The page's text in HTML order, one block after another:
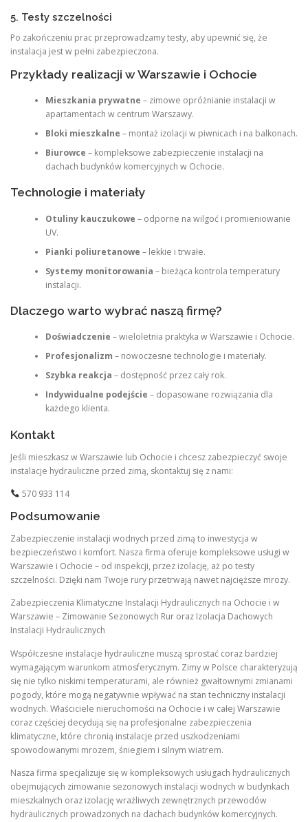
5. Testy szczelności
Po zakończeniu prac przeprowadzamy testy, aby upewnić się, że
instalacja jest w pełni zabezpieczona.
Przykłady realizacji w Warszawie i Ochocie
Mieszkania prywatne – zimowe opróżnianie instalacji w
apartamentach w centrum Warszawy.
Bloki mieszkalne – montaż izolacji w piwnicach i na balkonach.
Biurowce – kompleksowe zabezpieczenie instalacji na
dachach budynków komercyjnych w Ochocie.
Technologie i materiały
Otuliny kauczukowe – odporne na wilgoć i promieniowanie
UV.
Pianki poliuretanowe – lekkie i trwałe.
Systemy monitorowania – bieżąca kontrola temperatury
instalacji.
Dlaczego warto wybrać naszą firmę?
Doświadczenie – wieloletnia praktyka w Warszawie i Ochocie.
Profesjonalizm – nowoczesne technologie i materiały.
Szybka reakcja – dostępność przez cały rok.
Indywidualne podejście – dopasowane rozwiązania dla
każdego klienta.
Kontakt
Jeśli mieszkasz w Warszawie lub Ochocie i chcesz zabezpieczyć swoje
instalacje hydrauliczne przed zimą, skontaktuj się z nami:
570 933 114
Podsumowanie
Zabezpieczenie instalacji wodnych przed zimą to inwestycja w
bezpieczeństwo i komfort. Nasza firma oferuje kompleksowe usługi w
Warszawie i Ochocie – od inspekcji, przez izolację, aż po testy
szczelności. Dzięki nam Twoje rury przetrwają nawet najcięższe mrozy.
Zabezpieczenia Klimatyczne Instalacji Hydraulicznych na Ochocie i w
Warszawie – Zimowanie Sezonowych Rur oraz Izolacja Dachowych
Instalacji Hydraulicznych
Współczesne instalacje hydrauliczne muszą sprostać coraz bardziej
wymagającym warunkom atmosferycznym. Zimy w Polsce charakteryzują
się nie tylko niskimi temperaturami, ale również gwałtownymi zmianami
pogody, które mogą negatywnie wpływać na stan techniczny instalacji
wodnych. Właściciele nieruchomości na Ochocie i w całej Warszawie
coraz częściej decydują się na profesjonalne zabezpieczenia
klimatyczne, które chronią instalacje przed uszkodzeniami
spowodowanymi mrozem, śniegiem i silnym wiatrem.
Nasza firma specjalizuje się w kompleksowych usługach hydraulicznych
obejmujących zimowanie sezonowych instalacji wodnych w budynkach
mieszkalnych oraz izolację wrażliwych zewnętrznych przewodów
hydraulicznych prowadzonych na dachach budynków komercyjnych.